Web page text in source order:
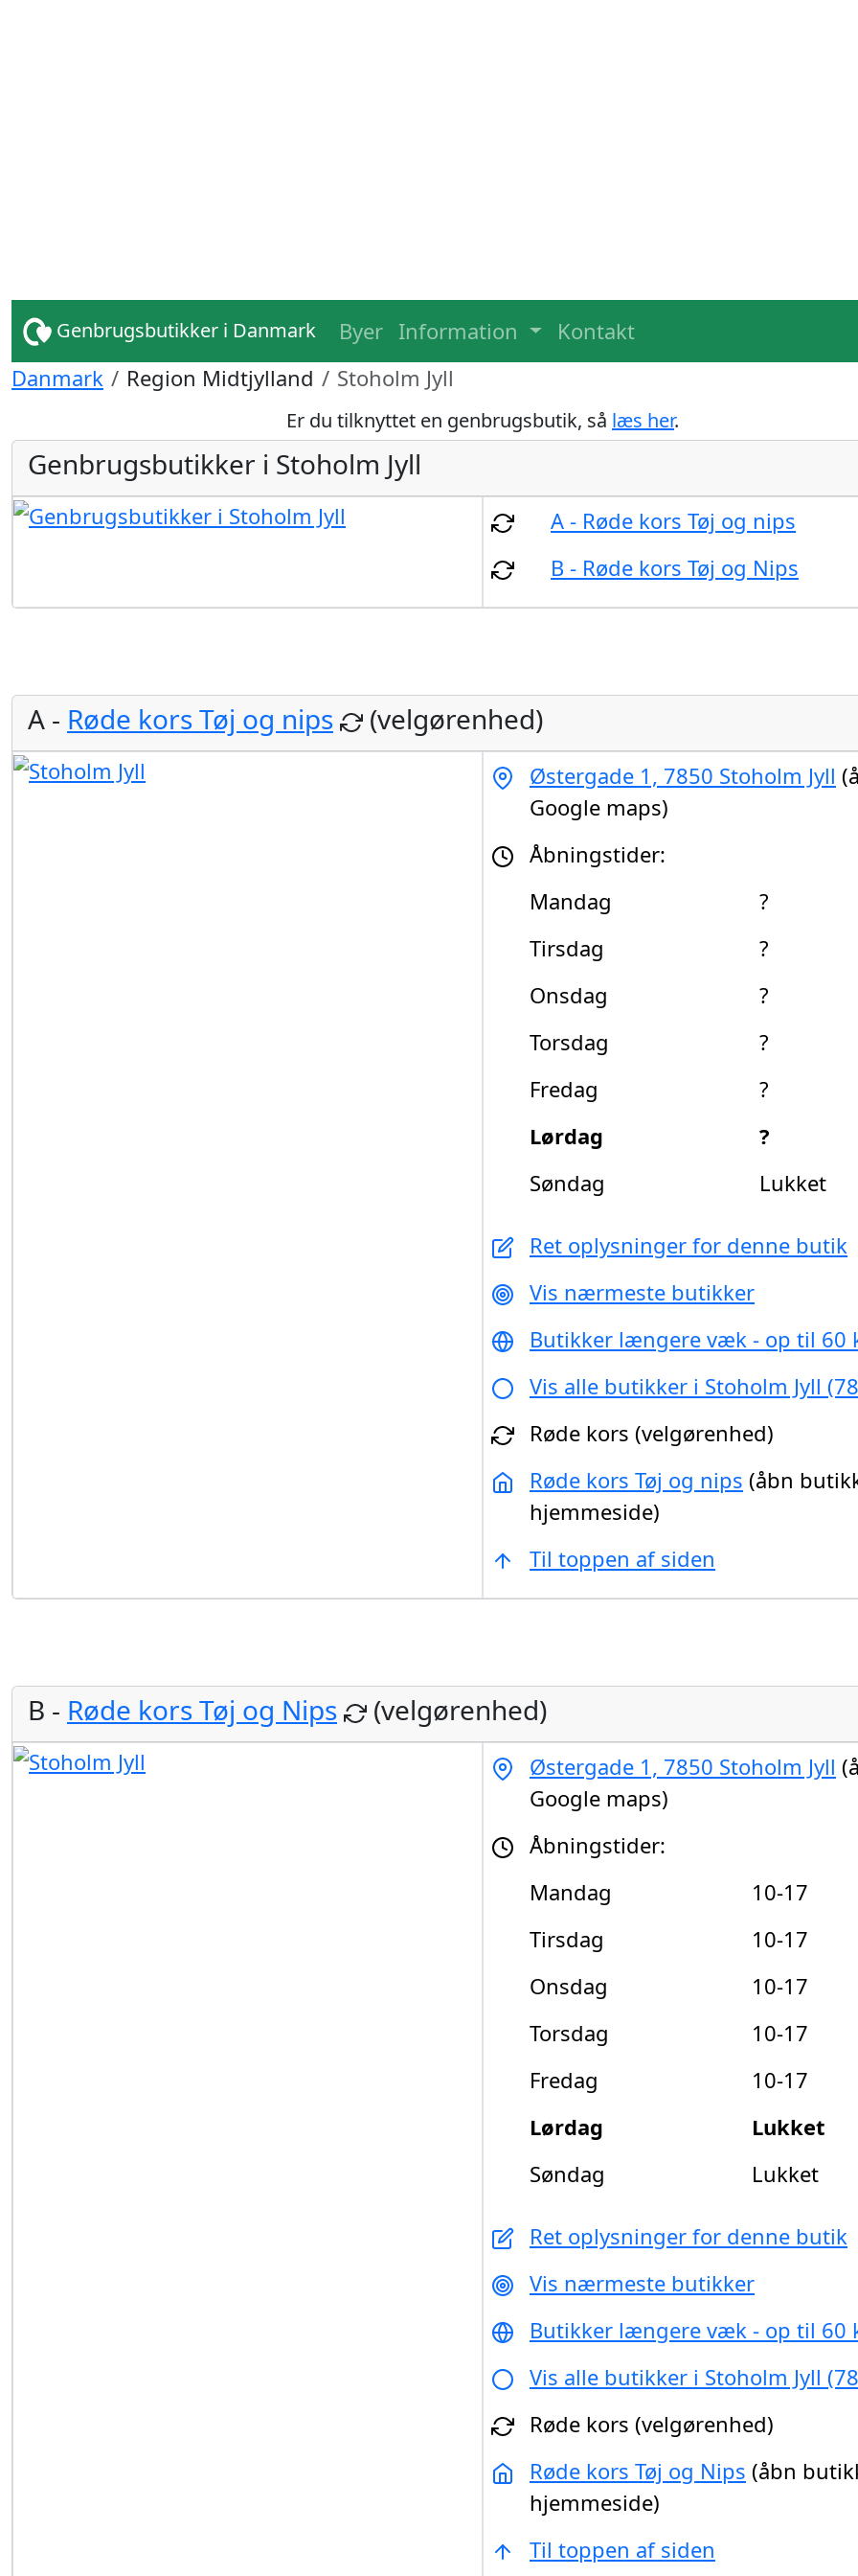
Genbrugsbutikker i Danmark Byer Information
Kontakt
Danmark
Region Midtjylland Stoholm Jyll
Er du tilknyttet en genbrugsbutik, så læs her.
Genbrugsbutikker i Stoholm Jyll
A - Røde kors Tøj og nips
B - Røde kors Tøj og Nips
A - Røde kors Tøj og nips (velgørenhed)
Østergade 1, 7850 Stoholm Jyll
Google maps)
Åbningstider:
Mandag
?
Tirsdag
?
Onsdag
?
Torsdag
?
Fredag
?
Lørdag
?
Søndag
Lukket
Ret oplysninger for denne butik
Vis nærmeste butikker
Butikker længere væk - op til 60
Vis alle butikker i Stoholm Jyll
Røde kors (velgørenhed)
Røde kors Tøj og nips (åbn
hjemmeside)
Til toppen af siden
B - Røde kors Tøj og Nips (velgørenhed)
Østergade 1, 7850 Stoholm Jyll
Google maps)
Åbningstider:
Mandag
10-17
Tirsdag
10-17
Onsdag
10-17
Torsdag
10-17
Fredag
10-17
Lørdag
Lukket
Søndag
Lukket
Ret oplysninger for denne butik
Vis nærmeste butikker
Butikker længere væk - op til 60
Vis alle butikker i Stoholm Jyll
Røde kors (velgørenhed)
Røde kors Tøj og Nips (åbn
hjemmeside)
Til toppen af siden